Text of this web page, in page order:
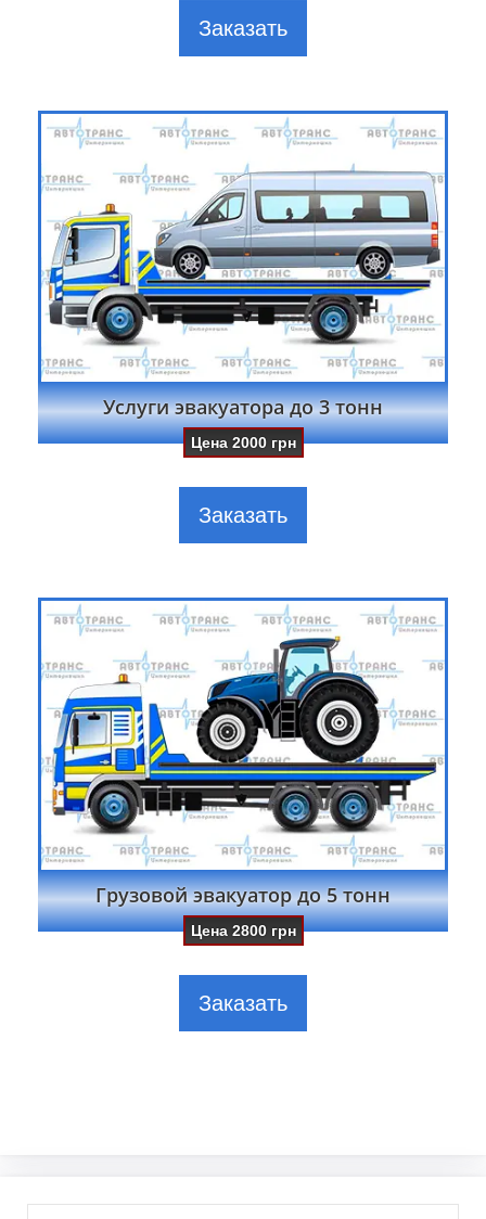
Заказать
Услуги эвакуатора до 3 тонн
Цена2000 грн
Заказать
Грузовой эвакуатор до 5 тонн
Цена2800 грн
Заказать